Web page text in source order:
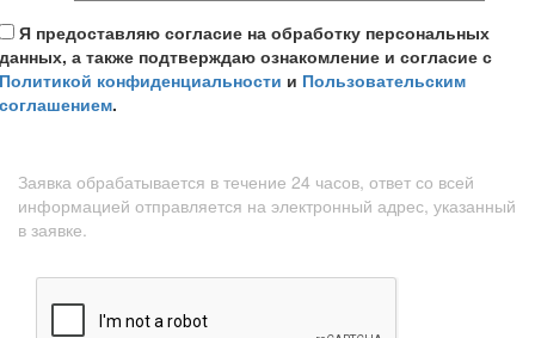
Я предоставляю согласие на обработку персональных
данных, а также подтверждаю ознакомление и согласие с
Политикой конфиденциальности и Пользовательским
соглашением.
Заявка обрабатывается в течение 24 часов, ответ со всей
информацией отправляется на электронный адрес, указанный
в заявке.